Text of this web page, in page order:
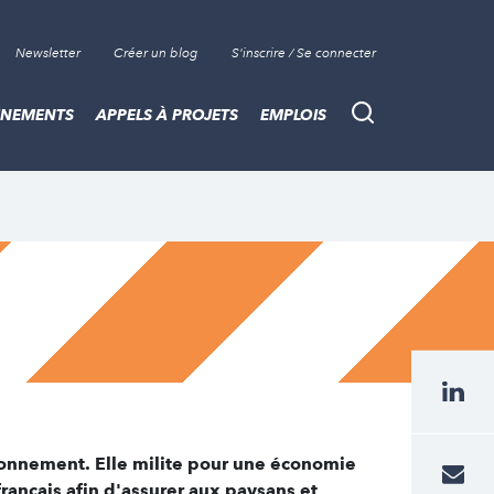
Newsletter Créer un blog S'inscrire / Se connecter
Recherche
APPELS À PROJETS EMPLOIS
Elle milite pour une économie